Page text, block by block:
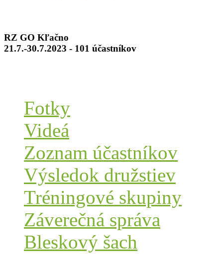
RZ GO Kľačno
21.7.-30.7.2023 - 101 účastníkov
Fotky
Videá
Zoznam účastníkov
Výsledok družstiev
Tréningové skupiny
Záverečná správa
Bleskový šach